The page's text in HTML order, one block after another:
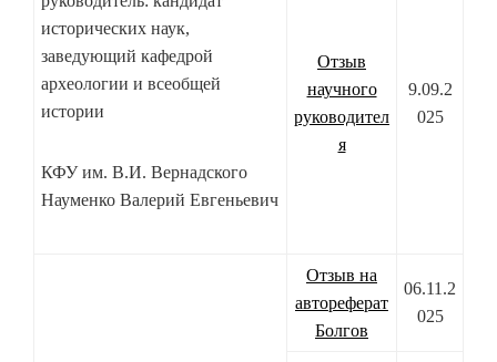
исторических наук,
заведующий кафедрой
археологии и всеобщей
истории
КФУ им. В.И. Вернадского
Науменко Валерий Евгеньевич
Отзыв
научного
руководител
я
9.09.2
025
Отзыв на
автореферат
Болгов
06.11.2
025